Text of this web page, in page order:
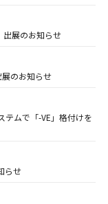
展のお知らせ
のお知らせ
ムで「-VE」格付けを
らせ